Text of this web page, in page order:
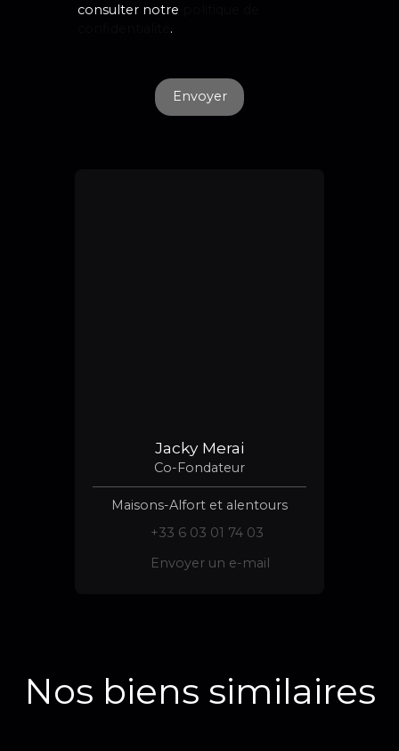
consulter notre
.
Envoyer
Jacky Merai
Co-Fondateur
Maisons-Alfort et alentours
+33 6 03 01 74 03
Envoyer un e-mail
Nos biens similaires